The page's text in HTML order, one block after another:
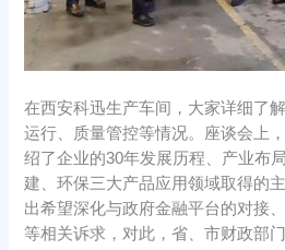
在西安科迅生产车间，大家详细了
运行、质量管控等情况。座谈会上
绍了企业的30年发展历程、产业布
建、环保三大产品应用领域取得的
出希望深化与政府金融平台的对接
等相关诉求，对此，省、市财政部